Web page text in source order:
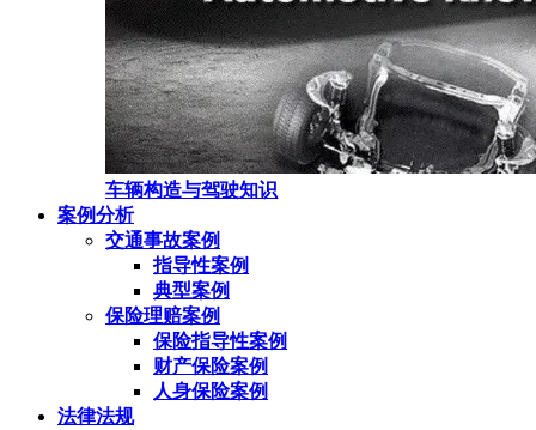
车辆构造与驾驶知识
案例分析
交通事故案例
指导性案例
典型案例
保险理赔案例
保险指导性案例
财产保险案例
人身保险案例
法律法规